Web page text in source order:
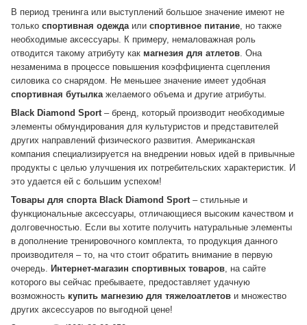
В период тренинга или выступлений большое значение имеют не
только спортивная одежда или спортивное питание, но также
необходимые аксессуары. К примеру, немаловажная роль
отводится такому атрибуту как магнезия для атлетов. Она
незаменима в процессе повышения коэффициента сцепления
силовика со снарядом. Не меньшее значение имеет удобная
спортивная бутылкажелаемого объема и другие атрибуты.
Black Diamond Sport– бренд, который производит необходимые
элементы обмундирования для культуристов и представителей
других направлений физического развития. Американская
компания специализируется на внедрении новых идей в привычные
продукты с целью улучшения их потребительских характеристик. И
это удается ей с большим успехом!
Товары для спорта Black Diamond Sport– стильные и
функциональные аксессуары, отличающиеся высоким качеством и
долговечностью. Если вы хотите получить натуральные элементы
в дополнение тренировочного комплекта, то продукция данного
производителя – то, на что стоит обратить внимание в первую
очередь. Интернет-магазин спортивных товаров, на сайте
которого вы сейчас пребываете, предоставляет удачную
возможность купить магнезию для тяжелоатлетов и множество
других аксессуаров по выгодной цене!